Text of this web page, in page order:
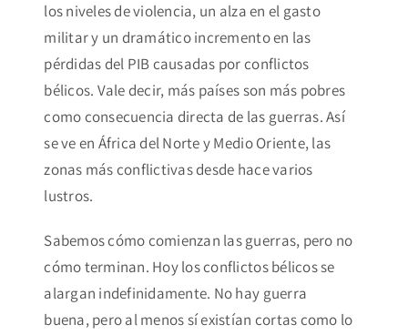
los niveles de violencia, un alza en el gasto
militar y un dramático incremento en las
pérdidas del PIB causadas por conflictos
bélicos. Vale decir, más países son más pobres
como consecuencia directa de las guerras. Así
se ve en África del Norte y Medio Oriente, las
zonas más conflictivas desde hace varios
lustros.
Sabemos cómo comienzan las guerras, pero no
cómo terminan. Hoy los conflictos bélicos se
alargan indefinidamente. No hay guerra
buena, pero al menos sí existían cortas como lo